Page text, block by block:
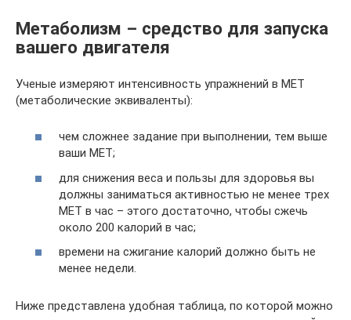
Метаболизм – средство для запуска
вашего двигателя
Ученые измеряют интенсивность упражнений в МЕТ
(метаболические эквиваленты):
чем сложнее задание при выполнении, тем выше
ваши МЕТ;
для снижения веса и пользы для здоровья вы
должны заниматься активностью не менее трех
МЕТ в час – этого достаточно, чтобы сжечь
около 200 калорий в час;
времени на сжигание калорий должно быть не
менее недели.
Ниже представлена удобная таблица, по которой можно